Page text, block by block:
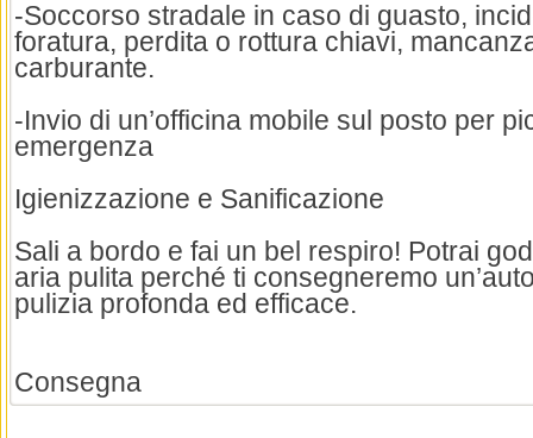
-Soccorso stradale in caso di guasto,
foratura, perdita o rottura chiavi,
carburante.
-Invio di un’officina mobile sul posto per
emergenza
Igienizzazione e Sanificazione
Sali a bordo e fai un bel respiro! Potrai
aria pulita perché ti consegneremo
pulizia profonda ed efficace.
Consegna